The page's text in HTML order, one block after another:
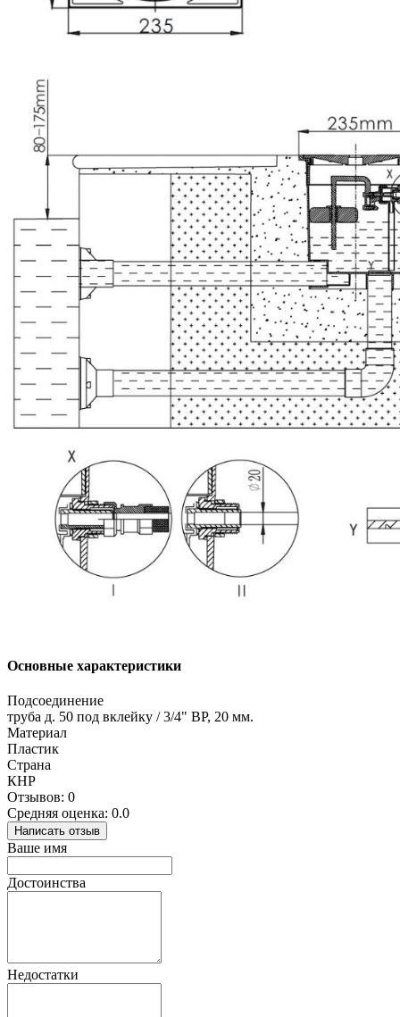
Основные характеристики
Подсоединение
труба д. 50 под вклейку / 3/4" ВР, 20 мм.
Материал
Пластик
Страна
КНР
Отзывов: 0
Средняя оценка: 0.0
Написать отзыв
Ваше имя
Достоинства
Недостатки